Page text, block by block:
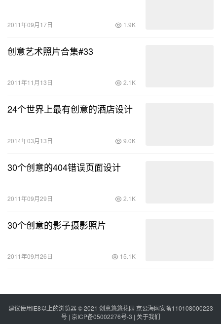
2011年09月17日 1.9K
创意艺术照片合集#33
2011年11月13日 2.1K
24个世界上最有创意的酒店设计
2014年03月13日 9.0K
30个创意的404错误页面设计
2011年09月29日 2.1K
30个创意的影子摄影照片
2011年09月26日 15.1K
建议使用IE8以上的浏览器 © 2021 创意悠悠花园 京公海网安备110108000223
号 | 京ICP备05002276号-3 | 关于我们